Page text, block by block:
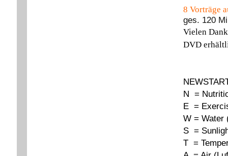
8 Vorträge
ges. 120
Vielen
DVD
N =
E =
W = Water
S =
T =